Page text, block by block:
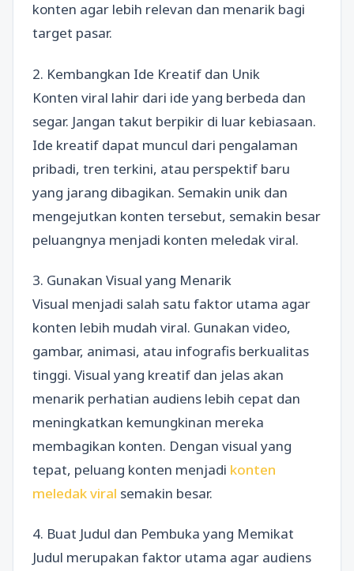
konten agar lebih relevan dan menarik bagi
target pasar.
2. Kembangkan Ide Kreatif dan Unik
Konten viral lahir dari ide yang berbeda dan
segar. Jangan takut berpikir di luar kebiasaan.
Ide kreatif dapat muncul dari pengalaman
pribadi, tren terkini, atau perspektif baru
yang jarang dibagikan. Semakin unik dan
mengejutkan konten tersebut, semakin besar
peluangnya menjadi konten meledak viral.
3. Gunakan Visual yang Menarik
Visual menjadi salah satu faktor utama agar
konten lebih mudah viral. Gunakan video,
gambar, animasi, atau infografis berkualitas
tinggi. Visual yang kreatif dan jelas akan
menarik perhatian audiens lebih cepat dan
meningkatkan kemungkinan mereka
membagikan konten. Dengan visual yang
tepat, peluang konten menjadi konten
meledak viral semakin besar.
4. Buat Judul dan Pembuka yang Memikat
Judul merupakan faktor utama agar audiens